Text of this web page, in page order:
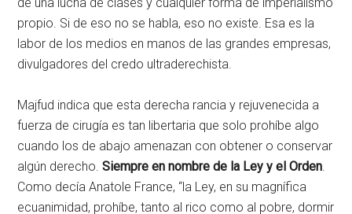
propio. Si de eso no se habla, eso no existe. Esa es la
labor de los medios en manos de las grandes empresas,
divulgadores del credo ultraderechista.
Majfud indica que esta derecha rancia y rejuvenecida a
fuerza de cirugía es tan libertaria que solo prohíbe algo
cuando los de abajo amenazan con obtener o conservar
algún derecho.Siempre en nombre de la Ley y el Orden.
Como decía Anatole France, “la Ley, en su magnífica
ecuanimidad, prohíbe, tanto al rico como al pobre, dormir